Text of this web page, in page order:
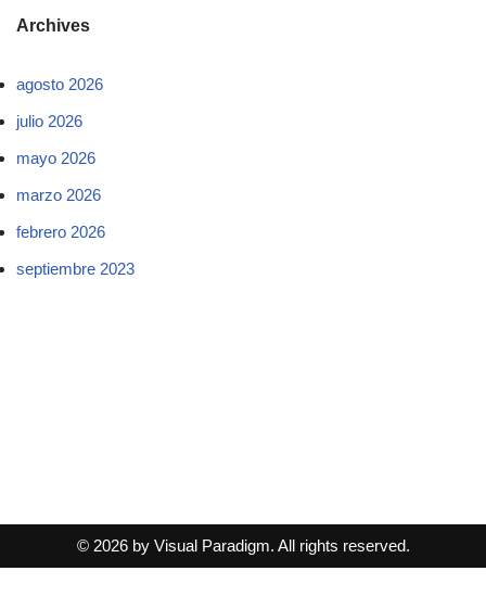
Archives
agosto 2026
julio 2026
mayo 2026
marzo 2026
febrero 2026
septiembre 2023
© 2026 by Visual Paradigm. All rights reserved.